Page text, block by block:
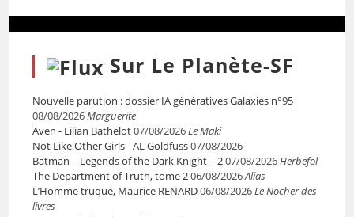
Sur Le Planète-SF
Nouvelle parution : dossier IA génératives Galaxies n°95
08/08/2026Marguerite
Aven - Lilian Bathelot07/08/2026Le Maki
Not Like Other Girls - AL Goldfuss07/08/2026
Batman – Legends of the Dark Knight – 207/08/2026Herbefol
The Department of Truth, tome 206/08/2026Alias
L’Homme truqué, Maurice RENARD06/08/2026Le Nocher des
livres